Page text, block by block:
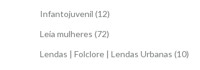
Infantojuvenil (12)
Leia mulheres (72)
Lendas | Folclore | Lendas Urbanas (10)